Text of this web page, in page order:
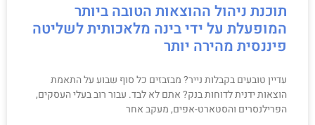
תוכנת ניהול ההוצאות הטובה ביותר
המופעלת על ידי בינה מלאכותית לשליטה
פיננסית מהירה יותר
עדיין טובעים בקבלות נייר? מבזבזים כל סוף שבוע על התאמת
הוצאות ידנית לדוחות בנק? אתם לא לבד. עבור רוב בעלי העסקים,
הפרילנסרים והסטארט-אפים, מעקב אחר